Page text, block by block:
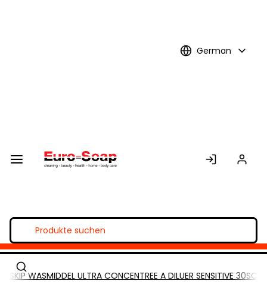
German
SKIP WASMIDDEL ULTRA CONCENTREE A DILUER SENSITIVE 30SC